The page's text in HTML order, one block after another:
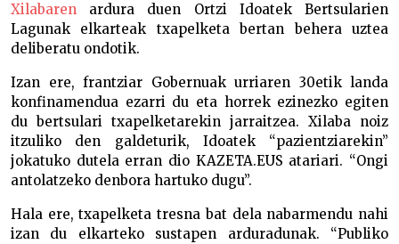
Xilabaren ardura duen Ortzi Idoatek Bertsularien
Lagunak elkarteak txapelketa bertan behera uztea
deliberatu ondotik.
Izan ere, frantziar Gobernuak urriaren 30etik landa
konfinamendua ezarri du eta horrek ezinezko egiten
du bertsulari txapelketarekin jarraitzea. Xilaba noiz
itzuliko den galdeturik, Idoatek “pazientziarekin”
jokatuko dutela erran dio KAZETA.EUS atariari. “Ongi
antolatzeko denbora hartuko dugu”.
Hala ere, txapelketa tresna bat dela nabarmendu nahi
izan du elkarteko sustapen arduradunak. “Publiko